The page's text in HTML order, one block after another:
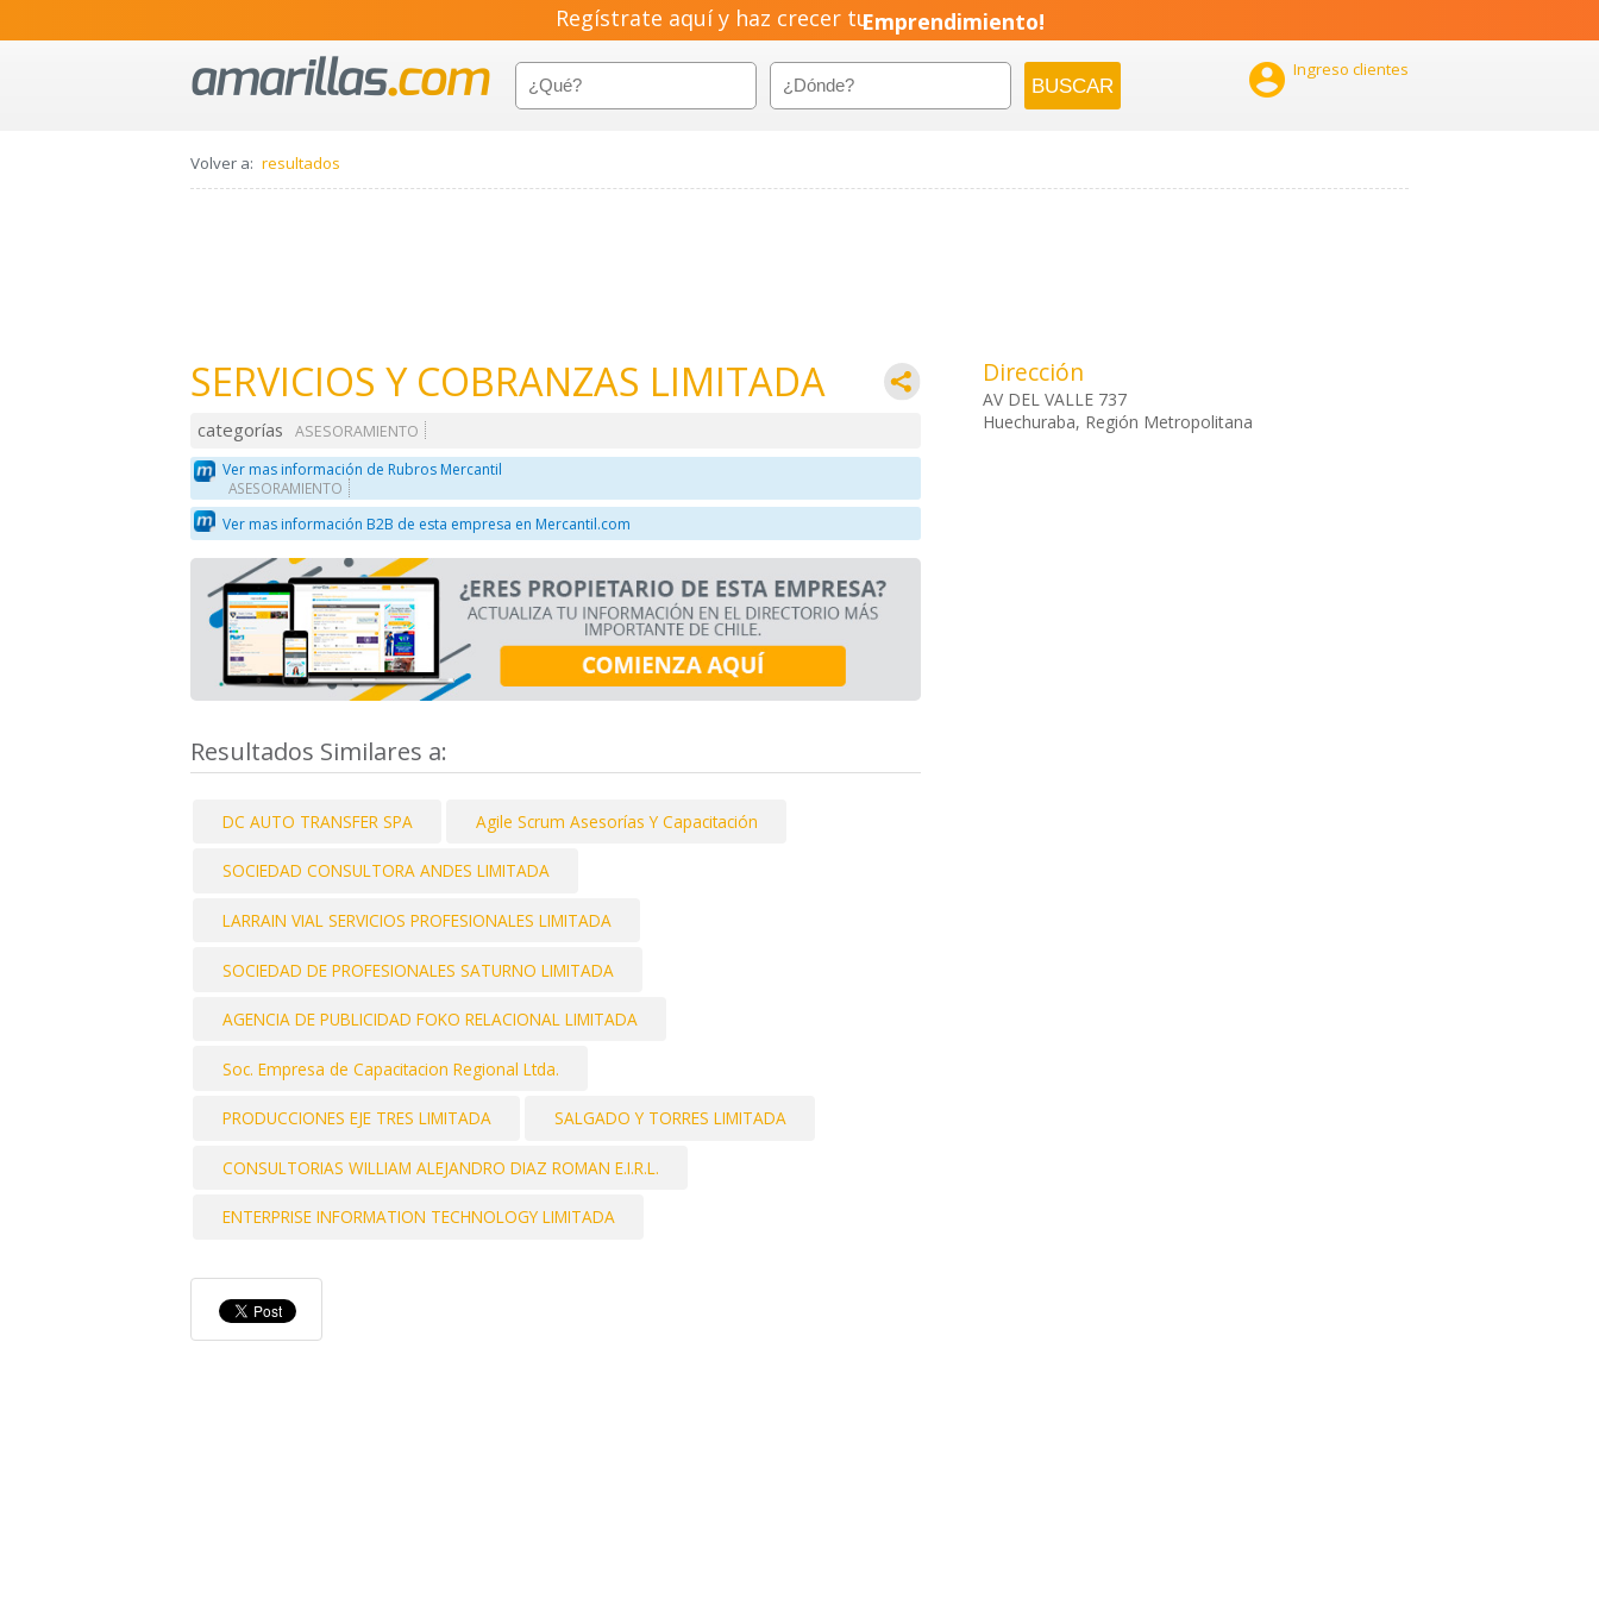
Regístrate aquí y haz crecer tuEmprendimiento!
 Ingreso clientes
Volver a: resultados
SERVICIOS Y COBRANZAS LIMITADA
categorías
ASESORAMIENTO
Ver mas información de Rubros Mercantil
ASESORAMIENTO
Ver mas información B2B de esta empresa en Mercantil.com
Resultados Similares a:
DC AUTO TRANSFER SPA Agile Scrum Asesorías Y Capacitación
SOCIEDAD CONSULTORA ANDES LIMITADA
LARRAIN VIAL SERVICIOS PROFESIONALES LIMITADA
SOCIEDAD DE PROFESIONALES SATURNO LIMITADA
AGENCIA DE PUBLICIDAD FOKO RELACIONAL LIMITADA
Soc. Empresa de Capacitacion Regional Ltda.
PRODUCCIONES EJE TRES LIMITADA SALGADO Y TORRES LIMITADA
CONSULTORIAS WILLIAM ALEJANDRO DIAZ ROMAN E.I.R.L.
ENTERPRISE INFORMATION TECHNOLOGY LIMITADA
Dirección
AV DEL VALLE 737
Huechuraba, Región Metropolitana